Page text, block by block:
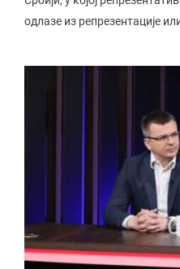
одлазе из репрезентације